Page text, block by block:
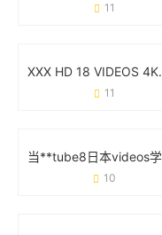
11
XXX HD
11
10